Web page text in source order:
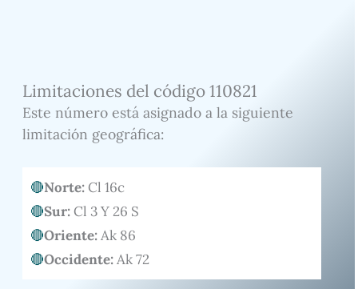
Limitaciones del código 110821
Este número está asignado a la siguiente
limitación geográfica:
Norte:Cl 16c
Sur:Cl 3 Y 26 S
Oriente:Ak 86
Occidente:Ak 72